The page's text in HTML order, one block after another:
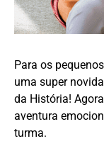
Para os
uma super
da História!
aventura
turma.